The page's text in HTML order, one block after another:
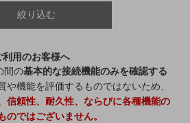
絞り込む
用のお客様へ
間の基本的な接続機能のみを確認する
や機能を評価するものではないため、
信頼性、耐久性、ならびに各種機能の
ではございません。